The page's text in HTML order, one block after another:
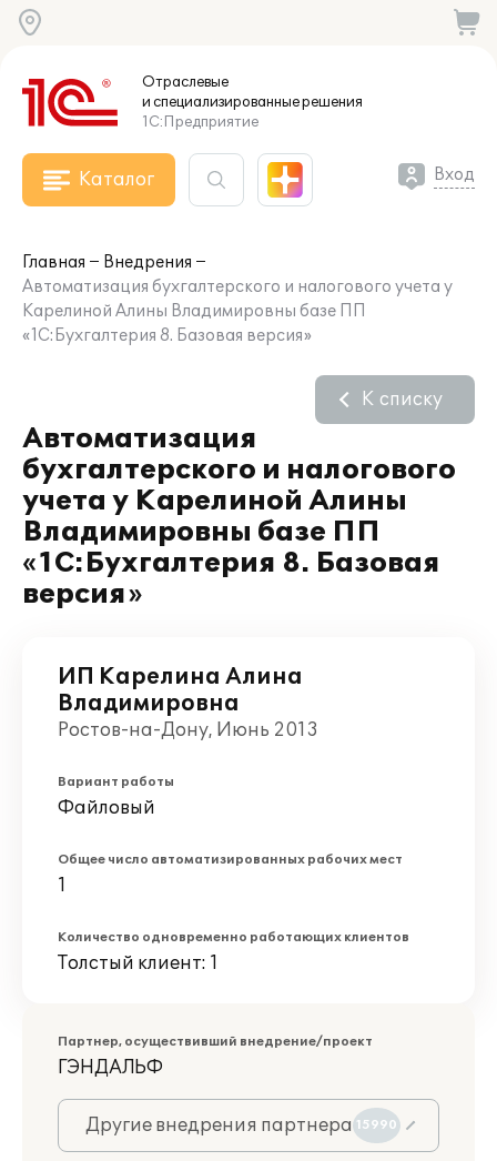
Отраслевые
и специализированныерешения
1С:Предприятие
Каталог Вход
Главная
Внедрения
Автоматизация бухгалтерского и налогового учета у
Карелиной Алины Владимировны базе ПП
«1С:Бухгалтерия 8. Базовая версия»
Автоматизация
бухгалтерского и налогового
учета у Карелиной Алины
Владимировны базе ПП
«1С:Бухгалтерия 8. Базовая
версия»
К списку
ИП Карелина Алина
Владимировна
Ростов-на-Дону, Июнь 2013
Вариант работы
Файловый
Общее число автоматизированных рабочих мест
1
Количество одновременно работающих клиентов
Толстый клиент: 1
Партнер, осуществивший внедрение/проект
ГЭНДАЛЬФ
Другие внедрения партнера 15990